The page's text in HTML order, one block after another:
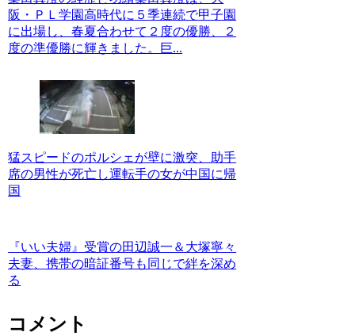
阪・ＰＬ学園高時代に５季連続で甲子園
に出場し、春夏合わせて２度の優勝、２
度の準優勝に輝きました。巨...
猛スピードのポルシェが壁に激突、助手
席の男性が死亡し運転手の女が中国に帰
国
『いい夫婦』受賞の田辺誠一＆大塚寧々
夫妻、携帯の暗証番号も同じで絆を深め
る
コメント